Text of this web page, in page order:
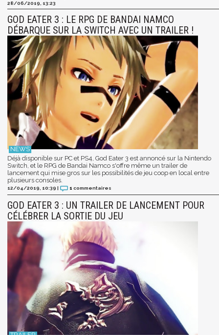
28/06/2019, 13:23
GOD EATER 3 : LE RPG DE BANDAI NAMCO
DÉBARQUE SUR LA SWITCH AVEC UN TRAILER !
Déjà disponible sur PC et PS4, God Eater 3 est annoncé sur la Nintendo
Switch, et le RPG de Bandai Namco s'offre même un trailer de
lancement qui mise gros sur les possibilités de jeu coop en local entre
plusieurs consoles.
12/04/2019, 10:39 | 1 commentaires
GOD EATER 3 : UN TRAILER DE LANCEMENT POUR
CÉLÉBRER LA SORTIE DU JEU